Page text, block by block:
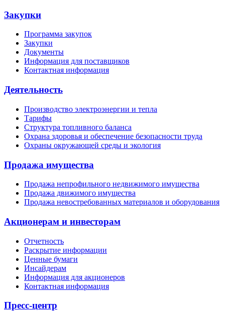
Закупки
Программа закупок
Закупки
Документы
Информация для поставщиков
Контактная информация
Деятельность
Производство электроэнергии и тепла
Тарифы
Структура топливного баланса
Охрана здоровья и обеспечение безопасности труда
Охраны окружающей среды и экология
Продажа имущества
Продажа непрофильного недвижимого имущества
Продажа движимого имущества
Продажа невостребованных материалов и оборудования
Акционерам и инвесторам
Отчетность
Раскрытие информации
Ценные бумаги
Инсайдерам
Информация для акционеров
Контактная информация
Пресс-центр